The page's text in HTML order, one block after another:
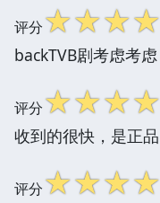
评分☆☆☆☆
backTVB剧考虑考虑
评分☆☆☆☆
收到的很快，是正品
评分☆☆☆☆